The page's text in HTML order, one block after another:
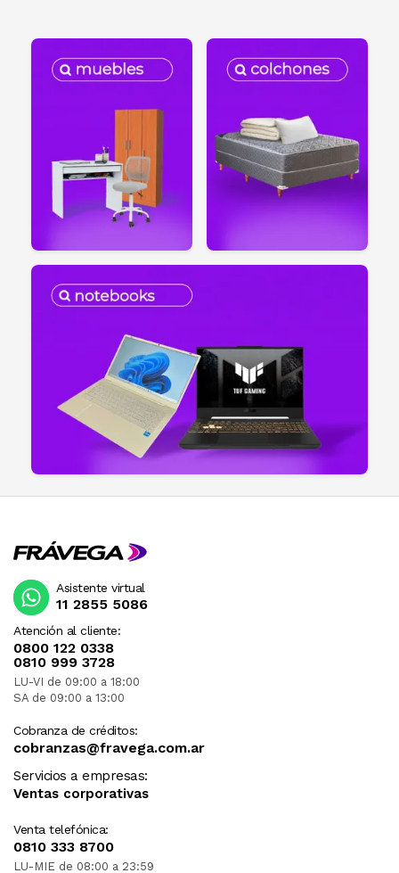
Atención al cliente:
0800 122 0338
0810 999 3728
LU-VI de 09:00 a 18:00
SA de 09:00 a 13:00
Cobranza de créditos:
cobranzas@fravega.com.ar
Servicios a empresas:
Ventas corporativas
Venta telefónica:
0810 333 8700
LU-MIE de 08:00 a 23:59
Asistente virtual
11 2855 5086